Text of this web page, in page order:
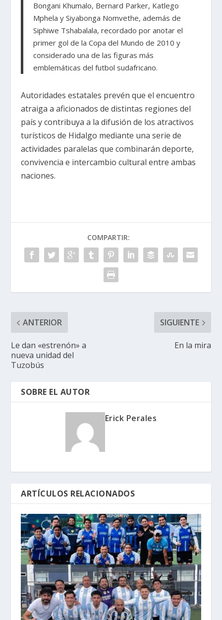
Bongani Khumalo, Bernard Parker, Katlego
Mphela y Siyabonga Nomvethe, además de
Siphiwe Tshabalala, recordado por anotar el
primer gol de la Copa del Mundo de 2010 y
considerado una de las figuras más
emblemáticas del futbol sudafricano.
Autoridades estatales prevén que el encuentro
atraiga a aficionados de distintas regiones del
país y contribuya a la difusión de los atractivos
turísticos de Hidalgo mediante una serie de
actividades paralelas que combinarán deporte,
convivencia e intercambio cultural entre ambas
naciones.
COMPARTIR:
ANTERIOR
Le dan «estrenón» a
nueva unidad del
Tuzobús
SIGUIENTE
En la mira
SOBRE EL AUTOR
Erick Perales
ARTÍCULOS RELACIONADOS